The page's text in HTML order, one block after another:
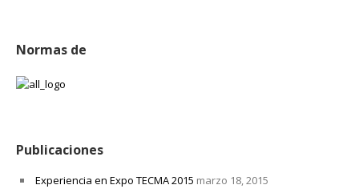
Normas de
Publicaciones
Experiencia en Expo TECMA 2015 marzo 18, 2015